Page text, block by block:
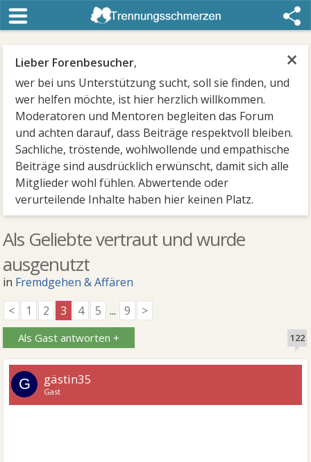
×
Lieber Forenbesucher,
wer bei uns Unterstützung sucht, soll sie finden, und
wer helfen möchte, ist hier herzlich willkommen.
Moderatoren und Mentoren begleiten das Forum
und achten darauf, dass Beiträge respektvoll bleiben.
Sachliche, tröstende, wohlwollende und empathische
Beiträge sind ausdrücklich erwünscht, damit sich alle
Mitglieder wohl fühlen. Abwertende oder
verurteilende Inhalte haben hier keinen Platz.
Als Geliebte vertraut und wurde
ausgenutzt
in Fremdgehen & Affären
<
1 2 3 4 5 ... 9 >
Als Gast antworten + 122
G gästin35
Gast